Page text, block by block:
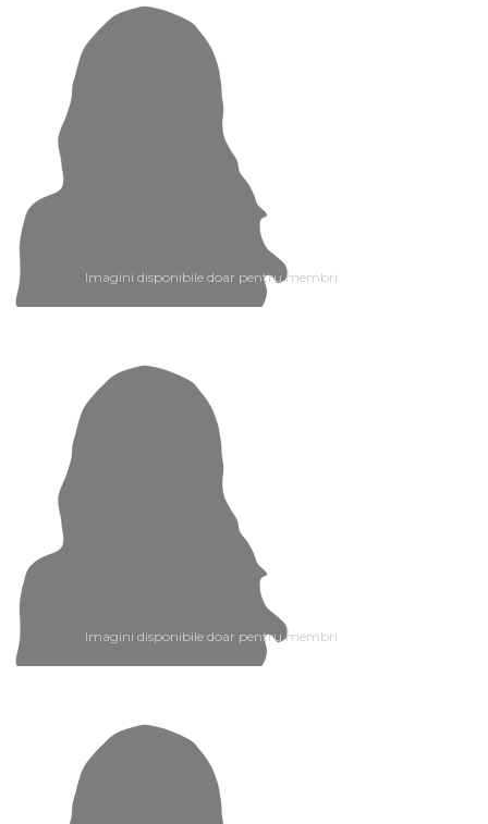
Imagini disponibile doar pentru membri
Imagini disponibile doar pentru membri